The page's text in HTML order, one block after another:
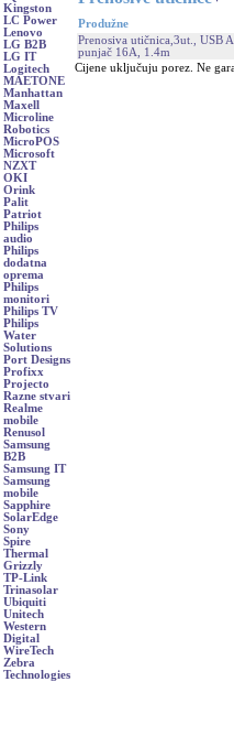
Kingston
LC Power
Lenovo
LG B2B
LG IT
Logitech
MAETONE
Manhattan
Maxell
Microline
Robotics
MicroPOS
Microsoft
NZXT
OKI
Orink
Palit
Patriot
Philips
audio
Philips
dodatna
oprema
Philips
monitori
Philips TV
Philips
Water
Solutions
Port Designs
Profixx
Projecto
Razne stvari
Realme
mobile
Renusol
Samsung
B2B
Samsung IT
Samsung
mobile
Sapphire
SolarEdge
Sony
Spire
Thermal
Grizzly
TP-Link
Trinasolar
Ubiquiti
Unitech
Western
Digital
WireTech
Zebra
Technologies
Produžne
Prenosiva utičnica,3ut., USB
punjač 16A, 1.4m
Cijene uključuju porez. Ne